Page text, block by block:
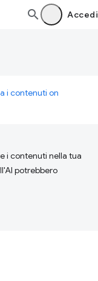
Accedi
i contenuti on
i contenuti nella tua
potrebbero